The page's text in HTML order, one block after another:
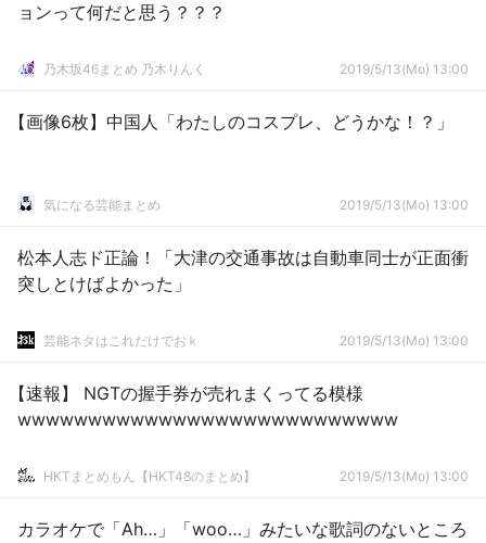
ョンって何だと思う？？？
乃木坂46まとめ 乃木りんく 2019/5/13(Mo) 13:00
【画像6枚】中国人「わたしのコスプレ、どうかな！？」
気になる芸能まとめ 2019/5/13(Mo) 13:00
松本人志ド正論！「大津の交通事故は自動車同士が正面衝
突しとけばよかった」
芸能ネタはこれだけでおｋ 2019/5/13(Mo) 13:00
【速報】 NGTの握手券が売れまくってる模様
wwwwwwwwwwwwwwwwwwwwwwwwwww
HKTまとめもん【HKT48のまとめ】 2019/5/13(Mo) 13:00
カラオケで「Ah…」「woo…」みたいな歌詞のないところ